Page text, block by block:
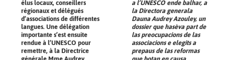
élus locaux, conseillers
régionaux et délégués
d’associations de différentes
langues. Une délégation
importante s’est ensuite
rendue à l’UNESCO pour
remettre, à la Directrice
a l’UNESCO ende balhar, a
la Directora generala
Dauna Audrey Azouley, un
dossier que hasèva part de
las preocupacions de las
associacions e elegits a
prepaus de las reformas